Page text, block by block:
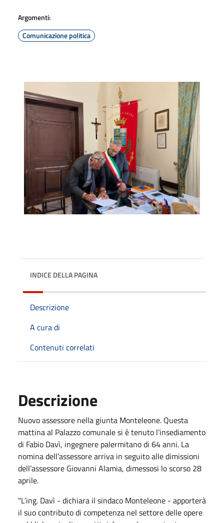
Argomenti:
Comunicazione politica
INDICE DELLA PAGINA
Descrizione
A cura di
Contenuti correlati
Descrizione
Nuovo assessore nella giunta Monteleone. Questa
mattina al Palazzo comunale si è tenuto l’insediamento
di Fabio Davì, ingegnere palermitano di 64 anni. La
nomina dell’assessore arriva in seguito alle dimissioni
dell’assessore Giovanni Alamia, dimessosi lo scorso 28
aprile.
"L’ing. Davì - dichiara il sindaco Monteleone - apporterà
il suo contributo di competenza nel settore delle opere